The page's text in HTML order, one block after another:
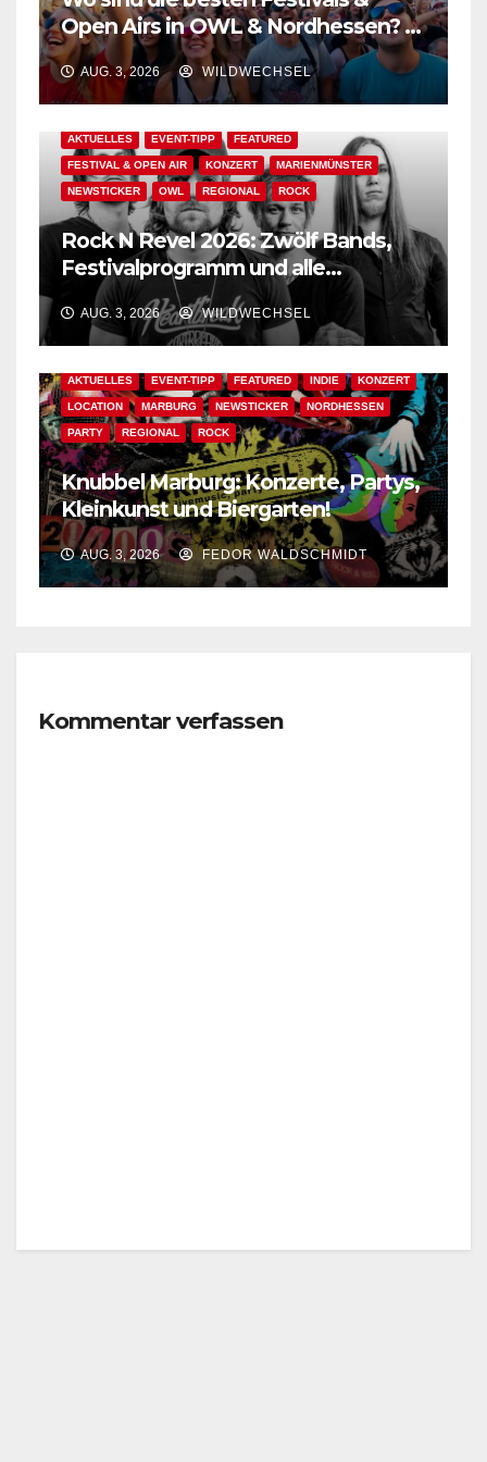
Open Airs in OWL & Nordhessen? –
Der Ww-Festival-Planer!
AUG. 3, 2026 WILDWECHSEL
AKTUELLES EVENT-TIPP FEATURED
FESTIVAL & OPEN AIR KONZERT MARIENMÜNSTER
NEWSTICKER OWL REGIONAL ROCK
Rock N Revel 2026: Zwölf Bands,
Festivalprogramm und alle
wichtigen Informationen!
AUG. 3, 2026 WILDWECHSEL
AKTUELLES EVENT-TIPP FEATURED INDIE KONZERT
LOCATION MARBURG NEWSTICKER NORDHESSEN
PARTY REGIONAL ROCK
Knubbel Marburg: Konzerte, Partys,
Kleinkunst und Biergarten!
AUG. 3, 2026 FEDOR WALDSCHMIDT
Kommentar verfassen